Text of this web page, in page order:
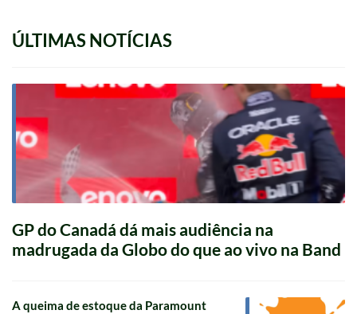
ÚLTIMAS NOTÍCIAS
GP do Canadá dá mais audiência na
madrugada da Globo do que ao vivo na Band
A queima de estoque da Paramount